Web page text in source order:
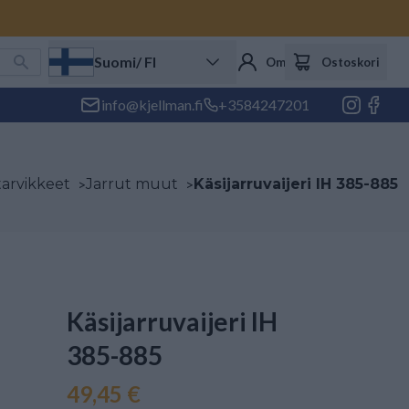
Suomi/ FI Oma tili Ostoskori
info@kjellman.fi +3584247201
>Jarrut muut >Käsijarruvaijeri IH 385-885
Käsijarruvaijeri IH
385-885
49,45 €